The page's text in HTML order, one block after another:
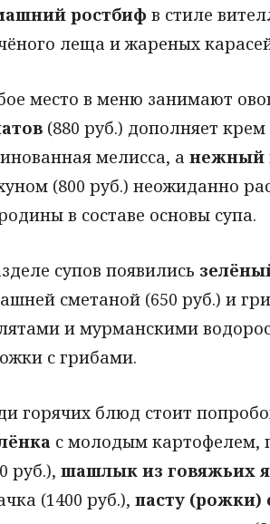
ростбиф в стиле
леща и жареных
место в меню занимают
(880 руб.) дополняет
мелисса, а нежный
(800 руб.) неожиданно
в составе основы супа.
супов появились
сметаной (650 руб.) и
и мурманскими
с грибами.
горячих блюд стоит
с молодым картофелем,
руб.), шашлык из говяжьих
(1400 руб.), пасту